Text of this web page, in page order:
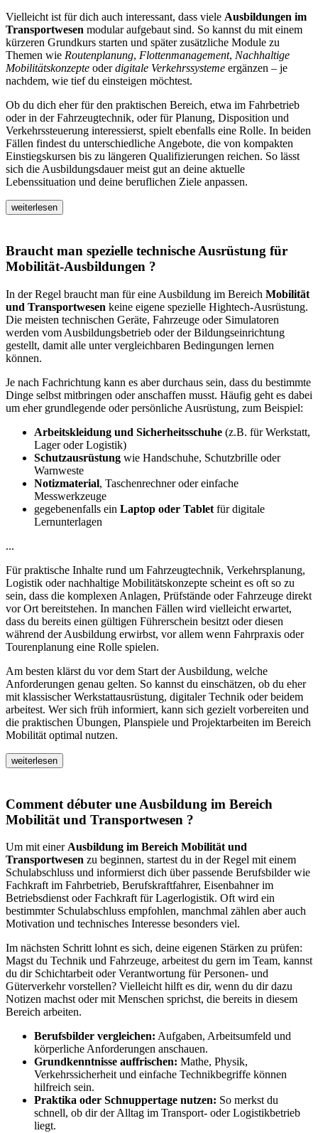
Vielleicht ist für dich auch interessant, dass viele Ausbildungen im
Transportwesen modular aufgebaut sind. So kannst du mit einem
kürzeren Grundkurs starten und später zusätzliche Module zu
Themen wie Routenplanung, Flottenmanagement, Nachhaltige
Mobilitätskonzepte oderdigitale Verkehrssysteme ergänzen – je
nachdem, wie tief du einsteigen möchtest.
Ob du dich eher für den praktischen Bereich, etwa im Fahrbetrieb
oder in der Fahrzeugtechnik, oder für Planung, Disposition und
Verkehrssteuerung interessierst, spielt ebenfalls eine Rolle. In beiden
Fällen findest du unterschiedliche Angebote, die von kompakten
Einstiegskursen bis zu längeren Qualifizierungen reichen. So lässt
sich die Ausbildungsdauer meist gut an deine aktuelle
Lebenssituation und deine beruflichen Ziele anpassen.
weiterlesen
Braucht man spezielle technische Ausrüstung für
Mobilität-Ausbildungen ?
In der Regel braucht man für eine Ausbildung im Bereich Mobilität
und Transportwesen keine eigene spezielle Hightech-Ausrüstung.
Die meisten technischen Geräte, Fahrzeuge oder Simulatoren
werden vom Ausbildungsbetrieb oder der Bildungseinrichtung
gestellt, damit alle unter vergleichbaren Bedingungen lernen
können.
Je nach Fachrichtung kann es aber durchaus sein, dass du bestimmte
Dinge selbst mitbringen oder anschaffen musst. Häufig geht es dabei
um eher grundlegende oder persönliche Ausrüstung, zum Beispiel:
Arbeitskleidung und Sicherheitsschuhe (z.B. für Werkstatt,
Lager oder Logistik)
Schutzausrüstung wie Handschuhe, Schutzbrille oder
Warnweste
Notizmaterial, Taschenrechner oder einfache
Messwerkzeuge
gegebenenfalls ein Laptop oder Tablet für digitale
Lernunterlagen
...
Für praktische Inhalte rund um Fahrzeugtechnik, Verkehrsplanung,
Logistik oder nachhaltige Mobilitätskonzepte scheint es oft so zu
sein, dass die komplexen Anlagen, Prüfstände oder Fahrzeuge direkt
vor Ort bereitstehen. In manchen Fällen wird vielleicht erwartet,
dass du bereits einen gültigen Führerschein besitzt oder diesen
während der Ausbildung erwirbst, vor allem wenn Fahrpraxis oder
Tourenplanung eine Rolle spielen.
Am besten klärst du vor dem Start der Ausbildung, welche
Anforderungen genau gelten. So kannst du einschätzen, ob du eher
mit klassischer Werkstattausrüstung, digitaler Technik oder beidem
arbeitest. Wer sich früh informiert, kann sich gezielt vorbereiten und
die praktischen Übungen, Planspiele und Projektarbeiten im Bereich
Mobilität optimal nutzen.
weiterlesen
Comment débuter une Ausbildung im Bereich
Mobilität und Transportwesen ?
Um mit einer Ausbildung im Bereich Mobilität und
Transportwesen zu beginnen, startest du in der Regel mit einem
Schulabschluss und informierst dich über passende Berufsbilder wie
Fachkraft im Fahrbetrieb, Berufskraftfahrer, Eisenbahner im
Betriebsdienst oder Fachkraft für Lagerlogistik. Oft wird ein
bestimmter Schulabschluss empfohlen, manchmal zählen aber auch
Motivation und technisches Interesse besonders viel.
Im nächsten Schritt lohnt es sich, deine eigenen Stärken zu prüfen:
Magst du Technik und Fahrzeuge, arbeitest du gern im Team, kannst
du dir Schichtarbeit oder Verantwortung für Personen- und
Güterverkehr vorstellen? Vielleicht hilft es dir, wenn du dir dazu
Notizen machst oder mit Menschen sprichst, die bereits in diesem
Bereich arbeiten.
Berufsbilder vergleichen: Aufgaben, Arbeitsumfeld und
körperliche Anforderungen anschauen.
Grundkenntnisse auffrischen: Mathe, Physik,
Verkehrssicherheit und einfache Technikbegriffe können
hilfreich sein.
Praktika oder Schnuppertage nutzen: So merkst du
schnell, ob dir der Alltag im Transport- oder Logistikbetrieb
liegt.